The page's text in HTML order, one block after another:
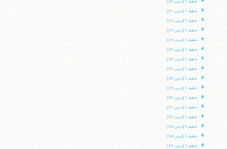
خطبه 1 (درس 20)
+ خطبه 1 (درس 21)
+ خطبه 1 (درس 22)
+ خطبه 1 (درس 23)
+ خطبه 1 (درس 24)
+ خطبه 1 (درس 25)
+ خطبه 1 (درس 26)
+ خطبه 1 (درس 27)
+ خطبه 1 (درس 28)
+ خطبه 1 (درس 29)
+ خطبه 1 (درس 30)
+ خطبه 1 (درس 31)
+ خطبه 1 (درس 32)
+ خطبه 1 (درس 33)
+ خطبه 1 (درس 34)
+ خطبه 1 (درس 35)